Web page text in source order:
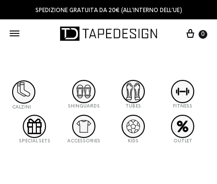
SPEDIZIONE GRATUITA DA 20€ (ALL’INTERNO DELL’UE)
0
CALZINI SHINGUARDS TUBES FITNESS
SPECIAL SETS ACCESSORIES KIDS OUTLET